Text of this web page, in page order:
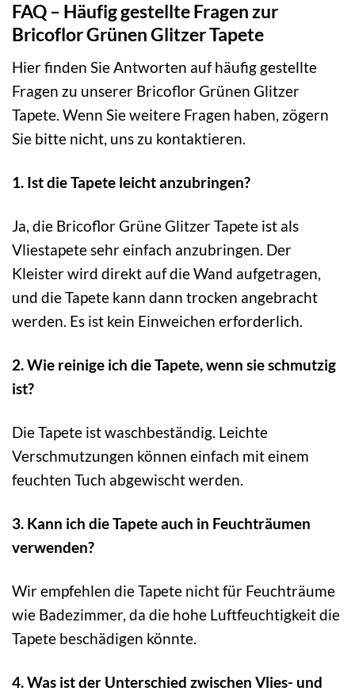
FAQ – Häufig gestellte Fragen zur
Bricoflor Grünen Glitzer Tapete
Hier finden Sie Antworten auf häufig gestellte
Fragen zu unserer Bricoflor Grünen Glitzer
Tapete. Wenn Sie weitere Fragen haben, zögern
Sie bitte nicht, uns zu kontaktieren.
1. Ist die Tapete leicht anzubringen?
Ja, die Bricoflor Grüne Glitzer Tapete ist als
Vliestapete sehr einfach anzubringen. Der
Kleister wird direkt auf die Wand aufgetragen,
und die Tapete kann dann trocken angebracht
werden. Es ist kein Einweichen erforderlich.
2. Wie reinige ich die Tapete, wenn sie schmutzig
ist?
Die Tapete ist waschbeständig. Leichte
Verschmutzungen können einfach mit einem
feuchten Tuch abgewischt werden.
3. Kann ich die Tapete auch in Feuchträumen
verwenden?
Wir empfehlen die Tapete nicht für Feuchträume
wie Badezimmer, da die hohe Luftfeuchtigkeit die
Tapete beschädigen könnte.
4. Was ist der Unterschied zwischen Vlies- und